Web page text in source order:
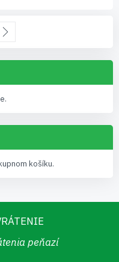
čítate stránku
košíku.
peňazí